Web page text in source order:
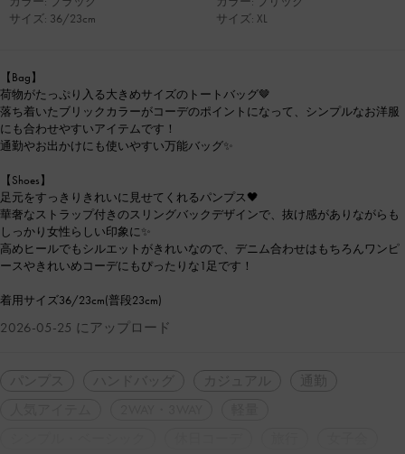
サイズ: 36/23cm
サイズ: XL
【Bag】
荷物がたっぷり入る大きめサイズのトートバッグ🤎
落ち着いたブリックカラーがコーデのポイントになって、シンプルなお洋服
にも合わせやすいアイテムです！
通勤やお出かけにも使いやすい万能バッグ✨
【Shoes】
足元をすっきりきれいに見せてくれるパンプス🖤
華奢なストラップ付きのスリングバックデザインで、抜け感がありながらも
しっかり女性らしい印象に✨
高めヒールでもシルエットがきれいなので、デニム合わせはもちろんワンピ
ースやきれいめコーデにもぴったりな1足です！
着用サイズ36/23cm(普段23cm)
2026-05-25 にアップロード
パンプス
通勤